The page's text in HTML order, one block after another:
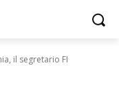
il segretario FI